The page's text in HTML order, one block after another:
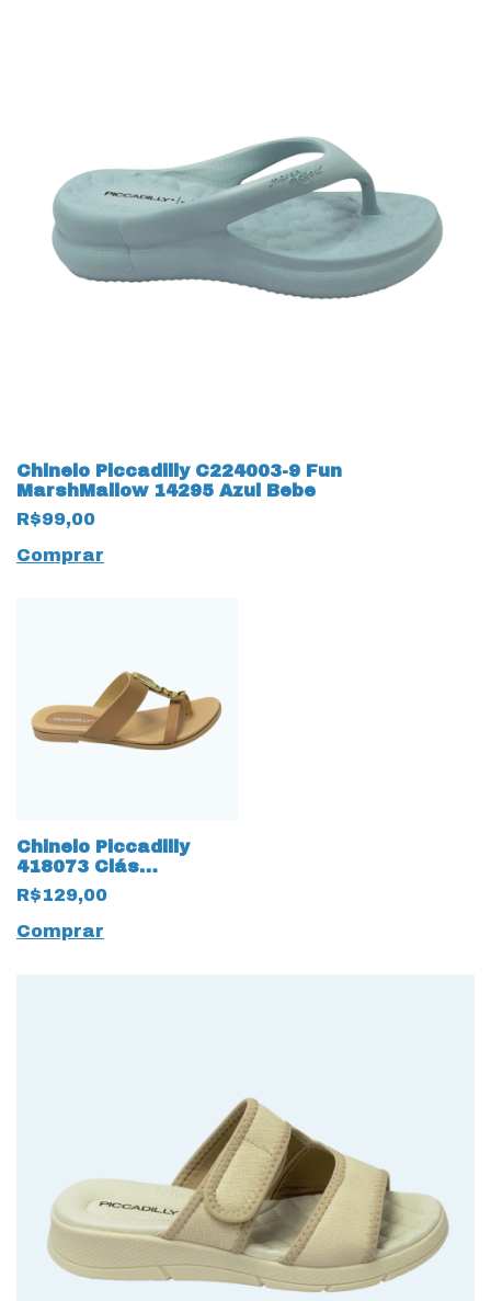
Chinelo Piccadilly C224003-9 Fun
MarshMallow 14295 Azul Bebe
R$99,00
Comprar
Chinelo Piccadilly
418073 Clás
rasterinho 16136
Amêndoa
R$129,00
Comprar